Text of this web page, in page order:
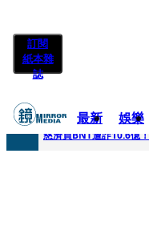
訂閱
紙本雜
誌
最新 娛樂
快訊